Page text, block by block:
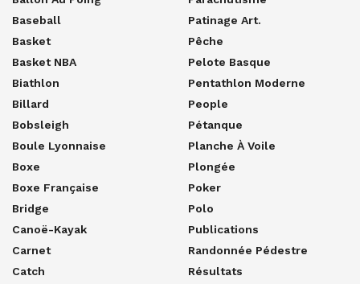
Baseball
Basket
Basket NBA
Biathlon
Billard
Bobsleigh
Boule Lyonnaise
Boxe
Boxe Française
Bridge
Canoë-Kayak
Carnet
Catch
Patinage Art.
Pêche
Pelote Basque
Pentathlon Moderne
People
Pétanque
Planche À Voile
Plongée
Poker
Polo
Publications
Randonnée Pédestre
Résultats